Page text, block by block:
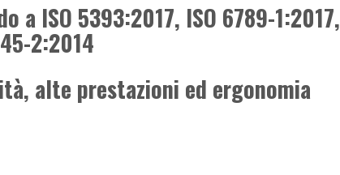
a ISO 5393:2017, ISO 6789-1:2017,
2:2014
alte prestazioni ed ergonomia